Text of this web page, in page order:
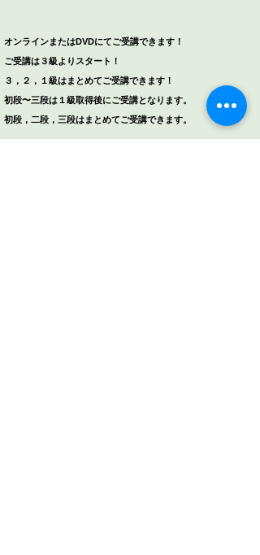
​オンラインまたはDVDにてご受講できます！
ご受講は３級よりスタート！
３，２，１級はまとめてご受講できます！
初段〜三段は１級取得後にご受講となります。
初段，二段，三段はまとめてご受講できます。